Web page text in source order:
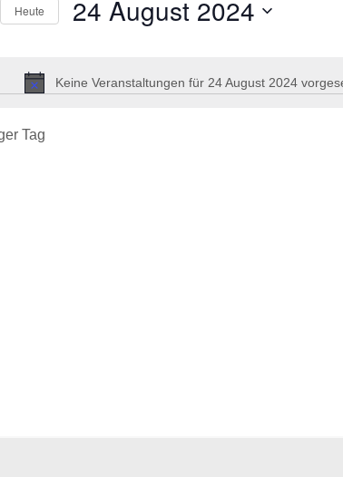
Keine Veranstaltungen für 24 August 2024
Heute 24 August 2024
Tag